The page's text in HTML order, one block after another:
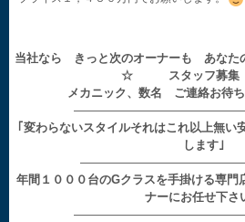
当社なら きっと次のオーナーも あなた
☆ スタッフ
メカニック、数名 ご連絡お待ち
｢変わらないスタイルそれはこれ以上無い
します｣
年間１０００台のGクラスを手掛ける専門
ナーにお任せ下さ